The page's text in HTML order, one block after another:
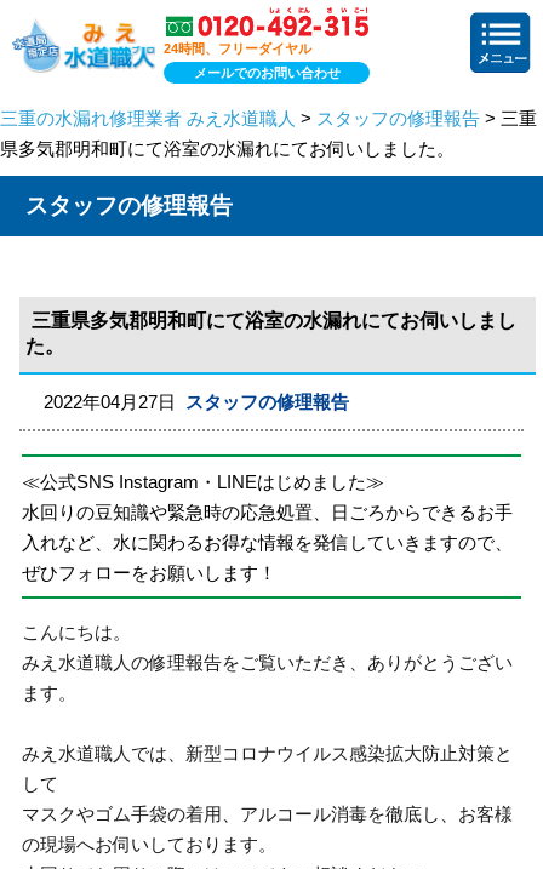
24時間、フリーダイヤル
メールでのお問い合わせ
三重の水漏れ修理業者 みえ水道職人 > スタッフの修理報告 > 三重
県多気郡明和町にて浴室の水漏れにてお伺いしました。
スタッフの修理報告
三重県多気郡明和町にて浴室の水漏れにてお伺いしまし
た。
2022年04月27日 スタッフの修理報告
≪公式SNS Instagram・LINEはじめました≫
水回りの豆知識や緊急時の応急処置、日ごろからできるお手
入れなど、水に関わるお得な情報を発信していきますので、
ぜひフォローをお願いします！
こんにちは。
みえ水道職人の修理報告をご覧いただき、ありがとうござい
ます。
みえ水道職人では、新型コロナウイルス感染拡大防止対策と
して
マスクやゴム手袋の着用、アルコール消毒を徹底し、お客様
の現場へお伺いしております。